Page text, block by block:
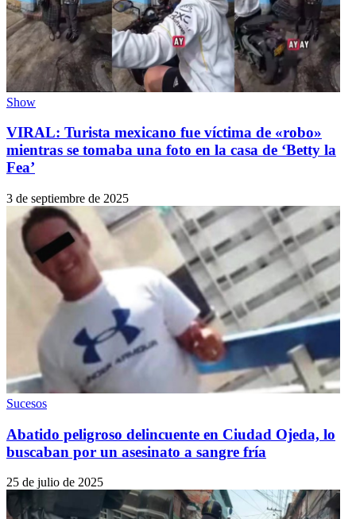
Show
VIRAL: Turista mexicano fue víctima de «robo»
mientras se tomaba una foto en la casa de ‘Betty la
Fea’
3 de septiembre de 2025
Sucesos
Abatido peligroso delincuente en Ciudad Ojeda, lo
buscaban por un asesinato a sangre fría
25 de julio de 2025